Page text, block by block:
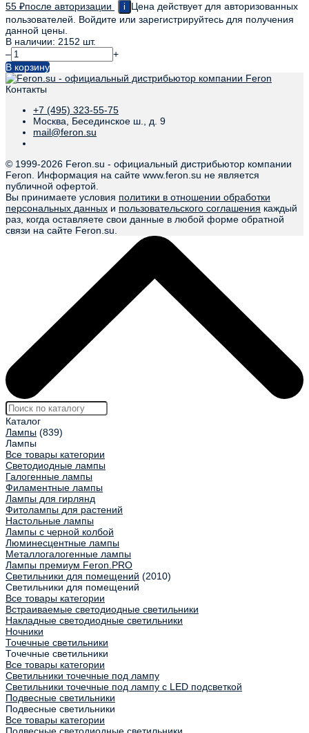
55 ₽после авторизации i
Цена действует для авторизованных
пользователей. Войдите или зарегистрируйтесь для получения
данной цены.
В наличии: 2152 шт.
–
+
В корзину
Контакты
+7 (495) 323-55-75
Москва, Бесединское ш., д. 9
mail@feron.su
© 1999-2026 Feron.su - официальный дистрибьютор компании
Feron. Информация на сайте www.feron.su не является
публичной офертой.
Вы принимаете условия политики в отношении обработки
персональных данных и пользовательского соглашения каждый
раз, когда оставляете свои данные в любой форме обратной
связи на сайте Feron.su.
Каталог
Лампы (839)
Лампы
Все товары категории
Светодиодные лампы
Галогенные лампы
Филаментные лампы
Лампы для гирлянд
Фитолампы для растений
Настольные лампы
Лампы с черной колбой
Люминесцентные лампы
Металлогалогенные лампы
Лампы премиум Feron.PRO
Светильники для помещений (2010)
Светильники для помещений
Все товары категории
Встраиваемые светодиодные светильники
Накладные светодиодные светильники
Ночники
Точечные светильники
Точечные светильники
Все товары категории
Светильники точечные под лампу
Светильники точечные под лампу с LED подсветкой
Подвесные светильники
Подвесные светильники
Все товары категории